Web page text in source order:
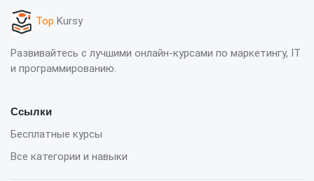
Top Kursy
Развивайтесь с лучшими онлайн-курсами по маркетингу, IT
и программированию.
Ссылки
Бесплатные курсы
Все категории и навыки